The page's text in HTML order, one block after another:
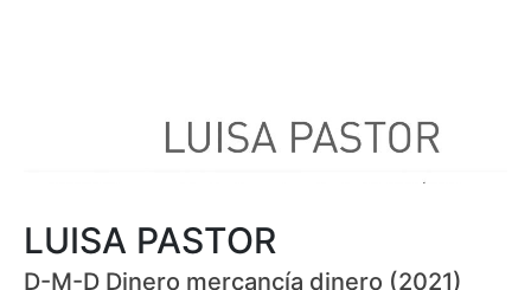
LUISA PASTOR
D-M-D Dinero mercancía dinero (2021)